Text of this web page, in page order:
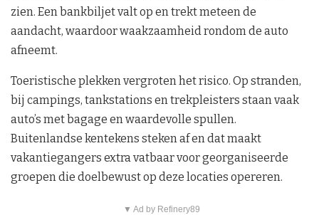
zien. Een bankbiljet valt op en trekt meteen de
aandacht, waardoor waakzaamheid rondom de auto
afneemt.
Toeristische plekken vergroten het risico. Op stranden,
bij campings, tankstations en trekpleisters staan vaak
auto’s met bagage en waardevolle spullen.
Buitenlandse kentekens steken af en dat maakt
vakantiegangers extra vatbaar voor georganiseerde
groepen die doelbewust op deze locaties opereren.
▼ Ad by Refinery89